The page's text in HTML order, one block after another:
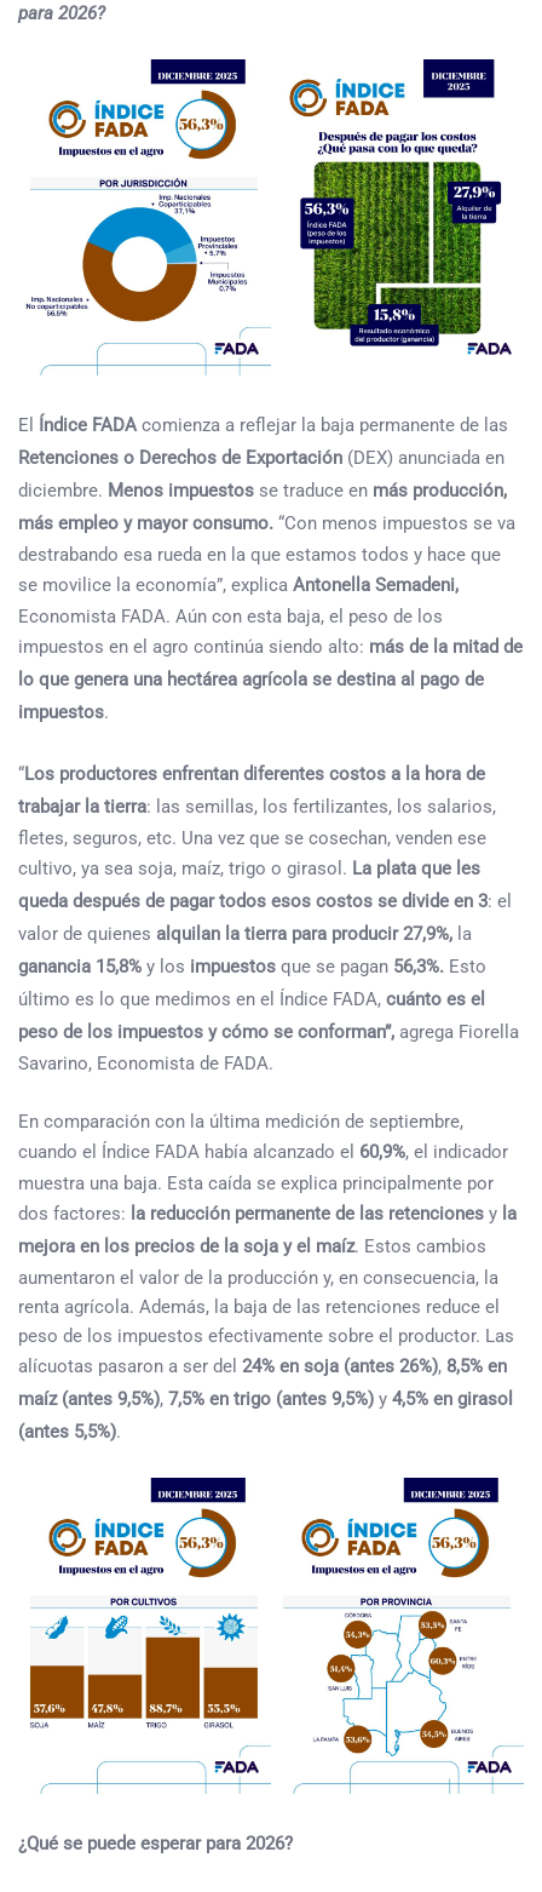
para 2026?
El Índice FADAcomienza a reflejar la baja permanente de las
Retenciones o Derechos de Exportación (DEX) anunciada en
diciembre. Menos impuestos se traduce en más producción,
más empleo y mayor consumo. “Con menos impuestos se va
destrabando esa rueda en la que estamos todos y hace que
se movilice la economía”, explica Antonella Semadeni,
Economista FADA. Aún con esta baja, el peso de los
impuestos en el agro continúa siendo alto: más de la mitad de
lo que genera una hectárea agrícola se destina al pago de
impuestos.
“Los productores enfrentan diferentes costos a la hora de
trabajar la tierra: las semillas, los fertilizantes, los salarios,
fletes, seguros, etc. Una vez que se cosechan, venden ese
cultivo, ya sea soja, maíz, trigo o girasol. La plata que les
queda después de pagar todos esos costos se divide en 3: el
valor de quienes alquilan la tierra para producir 27,9%, la
ganancia 15,8% y los impuestos que se pagan 56,3%. Esto
último es lo que medimos en el Índice FADA, cuánto es el
peso de los impuestos y cómo se conforman”, agrega Fiorella
Savarino, Economista de FADA.
En comparación con la última medición de septiembre,
cuando el Índice FADA había alcanzado el 60,9%, el indicador
muestra una baja. Esta caída se explica principalmente por
dos factores: la reducción permanente de las retenciones y la
mejora en los precios de la soja y el maíz. Estos cambios
aumentaron el valor de la producción y, en consecuencia, la
renta agrícola. Además, la baja de las retenciones reduce el
peso de los impuestos efectivamente sobre el productor. Las
alícuotas pasaron a ser del 24% en soja (antes 26%), 8,5% en
maíz (antes 9,5%), 7,5% en trigo (antes 9,5%) y 4,5% en girasol
(antes 5,5%).
¿Qué se puede esperar para 2026?